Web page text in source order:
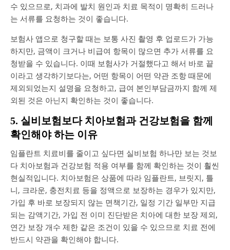
수 있으므로, 치과에 발치 원인과 치료 목적이 명확히 드러나
는 서류를 요청하는 것이 좋습니다.
보험사 앱으로 청구할 때는 보통 사진 촬영 후 업로드가 가능
하지만, 금액이 크거나 비급여 항목이 많으면 추가 서류를 요
청받을 수 있습니다. 이때 보험사가 거절했다고 해서 바로 끝
이라고 생각하기보다는, 어떤 항목이 어떤 약관 조항 때문에
제외되었는지 설명을 요청하고, 급여 본인부담금까지 함께 제
외된 것은 아닌지 확인하는 것이 좋습니다.
5. 실비보험보다 치아보험과 건강보험을 함께
확인해야 하는 이유
임플란트 치료비를 줄이고 싶다면 실비보험 하나만 보는 것보
다 치아보험과 건강보험 적용 여부를 함께 확인하는 것이 훨씬
현실적입니다. 치아보험은 상품에 따라 임플란트, 브릿지, 틀
니, 크라운, 충전치료 등을 정액으로 보장하는 경우가 있지만,
가입 후 바로 보장되지 않는 면책기간, 일정 기간 일부만 지급
되는 감액기간, 가입 전 이미 진단받은 치아에 대한 보장 제외,
연간 보장 개수 제한 같은 조건이 있을 수 있으므로 치료 전에
반드시 약관을 확인해야 합니다.